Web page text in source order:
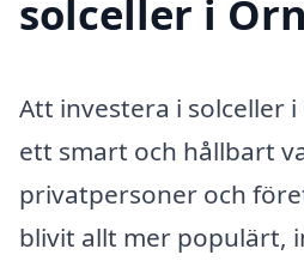
solceller i
Att investera i solceller
ett smart och hållbart
privatpersoner och
blivit allt mer populärt,